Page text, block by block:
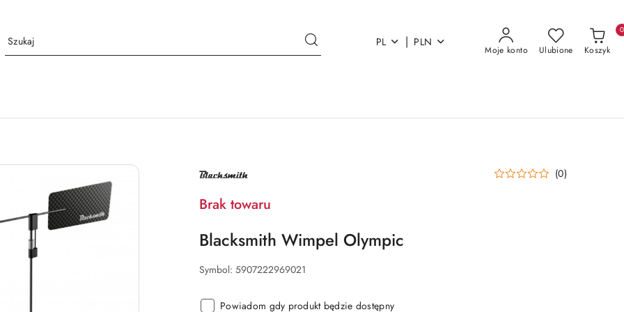
PL | PLN
Moje konto Ulubione Koszyk
0
NAZWA
PRODUCENTA: (0)
Brak towaru
Blacksmith Wimpel Olympic
Symbol: 5907222969021
Powiadom gdy produkt będzie dostępny